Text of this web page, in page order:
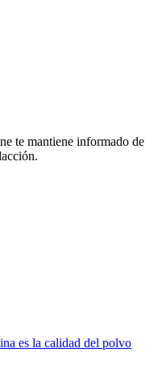
te mantiene informado de
es la calidad del polvo